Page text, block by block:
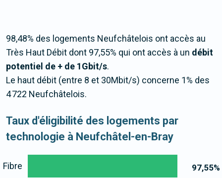
98,48% des logements Neufchâtelois ont accès au
Très Haut Débit dont 97,55% qui ont accès à un débit
potentiel de + de 1Gbit/s.
Le haut débit (entre 8 et 30Mbit/s) concerne 1% des
4 722 Neufchâtelois.
Taux d'éligibilité des logements par
technologie à Neufchâtel-en-Bray
97,55%
Fibre